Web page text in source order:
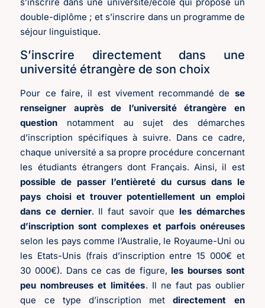
double-diplôme ; et s’inscrire dans un programme de
séjour linguistique.
S’inscrire directement dans une
université étrangère de son choix
Pour ce faire, il est vivement recommandé de se
renseigner auprès de l’université étrangère en
question notamment au sujet des démarches
d’inscription spécifiques à suivre. Dans ce cadre,
chaque université a sa propre procédure concernant
les étudiants étrangers dont Français. Ainsi, il est
possible de passer l’entièreté du cursus dans le
pays choisi et trouver potentiellement un emploi
dans ce dernier. Il faut savoir que les démarches
d’inscription sont complexes et parfois onéreuses
selon les pays comme l’Australie, le Royaume-Uni ou
les Etats-Unis (frais d’inscription entre 15 000€ et
30 000€). Dans ce cas de figure, les bourses sont
peu nombreuses et limitées. Il ne faut pas oublier
que ce type d’inscription metdirectement en